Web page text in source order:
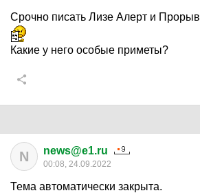
Срочно писать Лизе Алерт и
Какие у него особые приметы?
N news@e1.ru
00:08, 24.09.2022
Тема автоматически закрыта.